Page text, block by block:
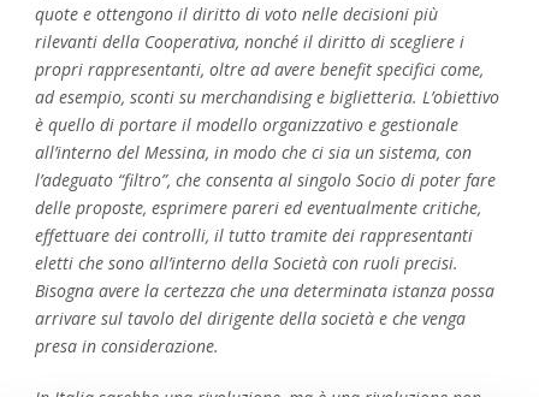
quote e ottengono il diritto di voto nelle decisioni più
rilevanti della Cooperativa, nonché il diritto di scegliere i
propri rappresentanti, oltre ad avere benefit specifici come,
ad esempio, sconti su merchandising e biglietteria. L’obiettivo
è quello di portare il modello organizzativo e gestionale
all’interno del Messina, in modo che ci sia un sistema, con
l’adeguato “filtro”, che consenta al singolo Socio di poter fare
delle proposte, esprimere pareri ed eventualmente critiche,
effettuare dei controlli, il tutto tramite dei rappresentanti
eletti che sono all’interno della Società con ruoli precisi.
Bisogna avere la certezza che una determinata istanza possa
arrivare sul tavolo del dirigente della società e che venga
presa in considerazione.